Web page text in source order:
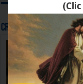
Cristonaut@s -